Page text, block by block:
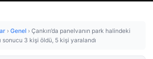
› Genel › Çankırı’da panelvanın park halindeki
sonucu 3 kişi öldü, 5 kişi yaralandı